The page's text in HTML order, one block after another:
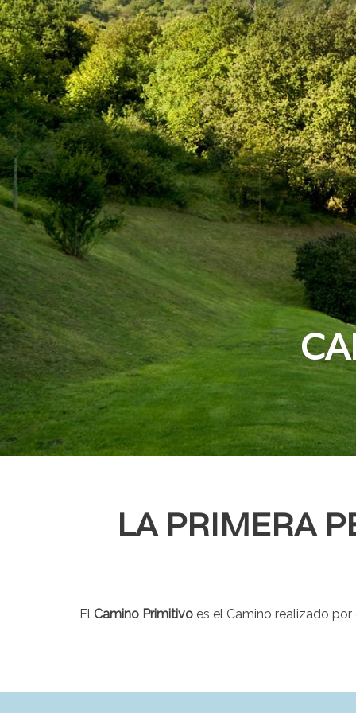
Inicio Caminos Camino Primitivo
LA PRIMERA
El Camino Primitivoes el Camino realizado por